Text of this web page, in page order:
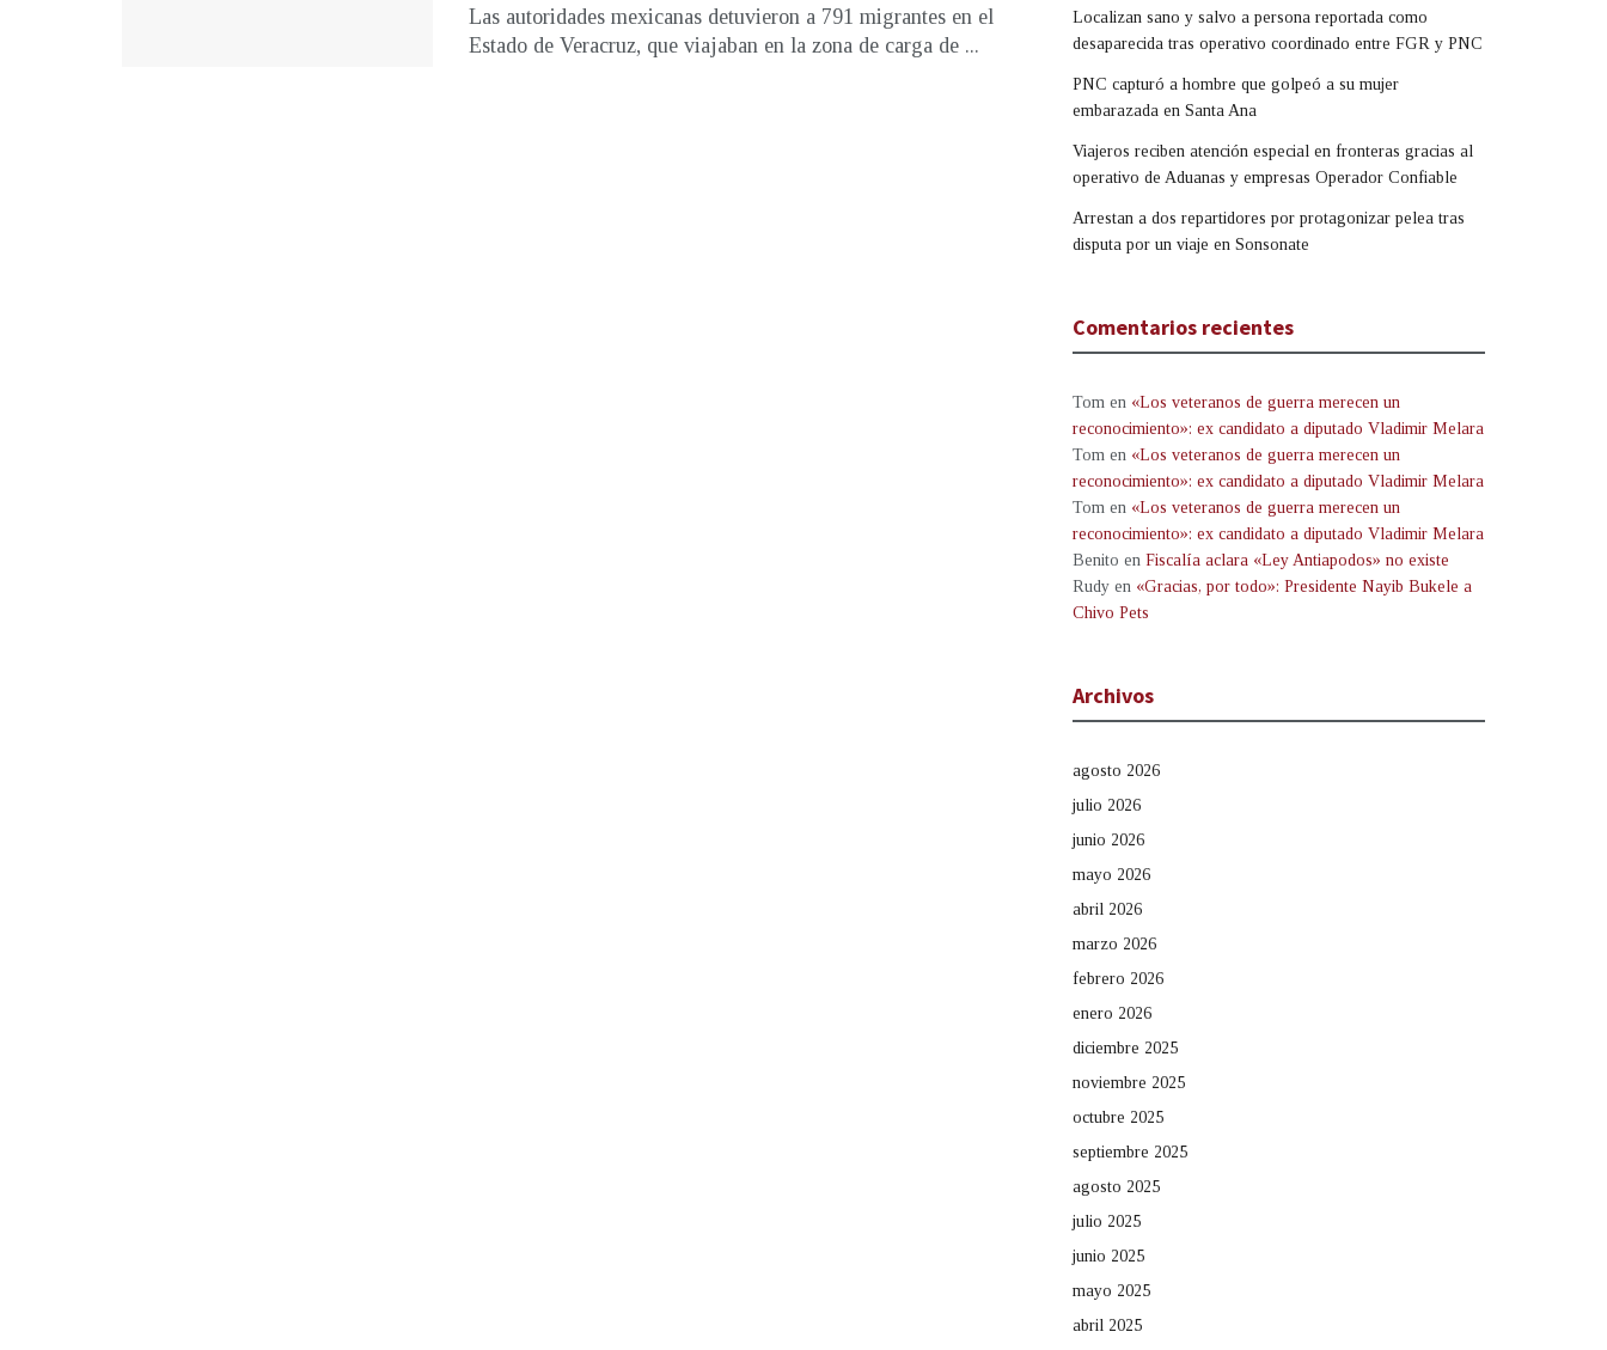
Las autoridades mexicanas detuvieron a 791 migrantes en el
Estado de Veracruz, que viajaban en la zona de carga de ...
Localizan sano y salvo a persona reportada como
desaparecida tras operativo coordinado entre FGR y PNC
PNC capturó a hombre que golpeó a su mujer
embarazada en Santa Ana
Viajeros reciben atención especial en fronteras gracias al
operativo de Aduanas y empresas Operador Confiable
Arrestan a dos repartidores por protagonizar pelea tras
disputa por un viaje en Sonsonate
Comentarios recientes
Tom en «Los veteranos de guerra merecen un
reconocimiento»: ex candidato a diputado Vladimir Melara
Tom en «Los veteranos de guerra merecen un
reconocimiento»: ex candidato a diputado Vladimir Melara
Tom en «Los veteranos de guerra merecen un
reconocimiento»: ex candidato a diputado Vladimir Melara
Benito en Fiscalía aclara «Ley Antiapodos» no existe
Rudy en «Gracias, por todo»: Presidente Nayib Bukele a
Chivo Pets
Archivos
agosto 2026
julio 2026
junio 2026
mayo 2026
abril 2026
marzo 2026
febrero 2026
enero 2026
diciembre 2025
noviembre 2025
octubre 2025
septiembre 2025
agosto 2025
julio 2025
junio 2025
mayo 2025
abril 2025